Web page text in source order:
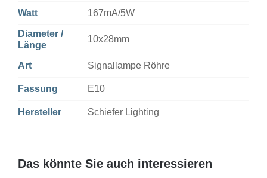
Watt 167mA/5W
Diameter /
Länge
10x28mm
Art Signallampe Röhre
Fassung E10
Hersteller Schiefer Lighting
Das könnte Sie auch interessieren